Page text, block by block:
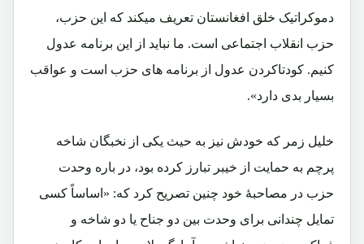
دموکراتیک خلق افغانستان تعریف میکند که این حزب،
حزب انقلاب اجتماعی است. ما نباید از این برنامه عدول
کنیم. کودتاکردن عدول از برنامه های حزب است و عواقب
بسیار بدی دارد».
خلیل زمر که خودش نیز به حیث یکی از نخبگان شاخه
پرچم به حمایت از خیبر تبارز کرده بود، در باره وحدت
حزب در مصاحبۀ خود چنین تصریح کرد که: «اساساً کسی
تمایل چندانی برای وحدت بین دو جناح یا دو شاخه و